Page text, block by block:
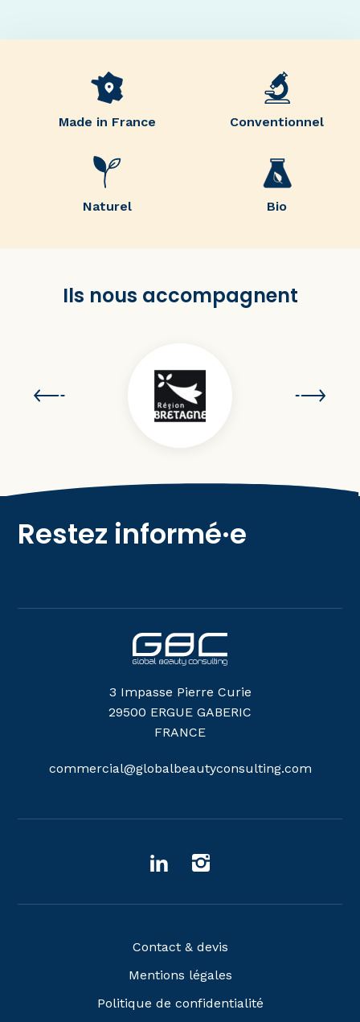
Made in France Conventionnel
Naturel Bio
Ils nous accompagnent
Restez informé·e
3 Impasse Pierre Curie
29500 ERGUE GABERIC
FRANCE
commercial@globalbeautyconsulting.com
Contact & devis
Mentions légales
Politique de confidentialité